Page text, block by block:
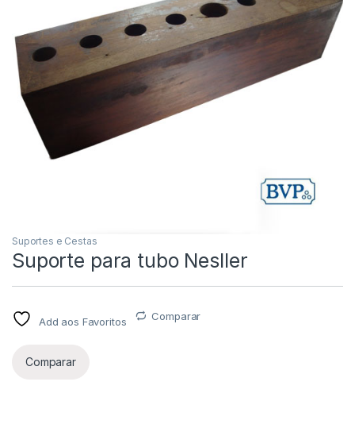
Suportes e Cestas
Suporte para tubo Nesller
Add aos Favoritos Comparar
Comparar